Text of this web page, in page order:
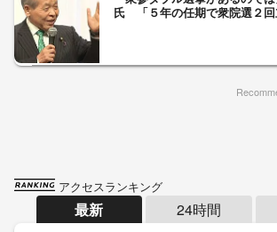
氏 「５年の任期で衆院選２回
アクセスランキング
最新 24時間